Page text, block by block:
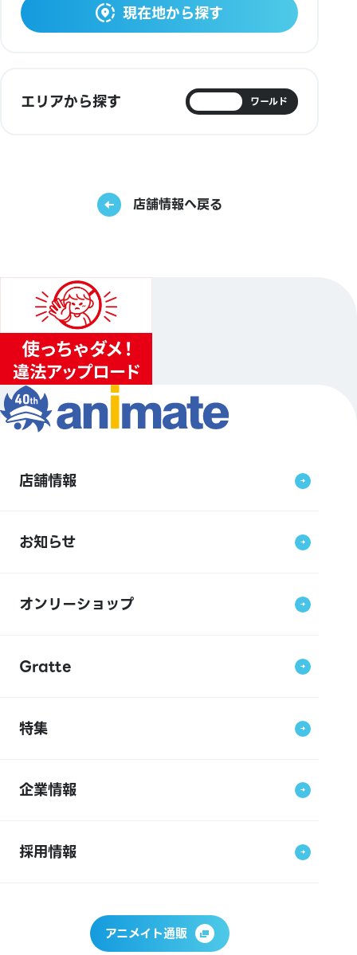
現在地から探す
エリアから探す ワールド
店舗情報へ戻る
店舗情報
お知らせ
オンリーショップ
Gratte
特集
企業情報
採用情報
アニメイト通販